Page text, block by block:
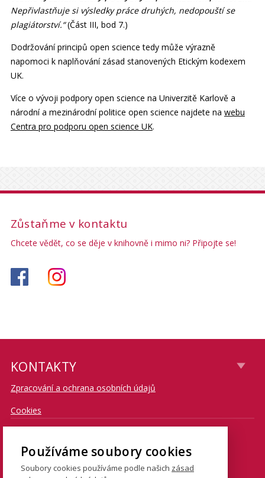
Nepřivlastňuje si výsledky práce druhých, nedopouští se
plagiátorství.“(Část III, bod 7.)
Dodržování principů open science tedy může výrazně
napomoci k naplňování zásad stanovených Etickým kodexem
UK.
Více o vývoji podpory open science na Univerzitě Karlově a
národní a mezinárodní politice open science najdete na webu
Centra pro podporu open science UK.
Zůstaňme v kontaktu
Chcete vědět, co se děje v knihovně i mimo ni? Připojte se!
KONTAKTY
Zpracování a ochrana osobních údajů
Cookies
CONTACT
E-mail: knihovna@fsv.cuni.cz
Používáme soubory cookies
Soubory cookies používáme podle našich zásad